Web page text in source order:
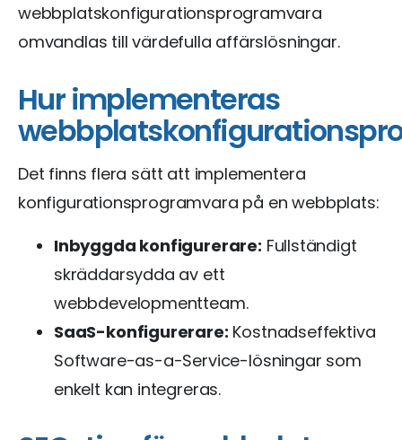
webbplatskonfigurationsprogramvara
omvandlas till värdefulla affärslösningar.
Hur implementeras
Det finns flera sätt att implementera
konfigurationsprogramvara på en webbplats:
Inbyggda konfigurerare: Fullständigt
skräddarsydda av ett
webbdevelopmentteam.
SaaS-konfigurerare: Kostnadseffektiva
Software-as-a-Service-lösningar som
enkelt kan integreras.